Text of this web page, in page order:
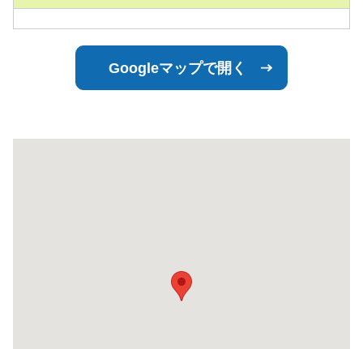
Googleマップで開く